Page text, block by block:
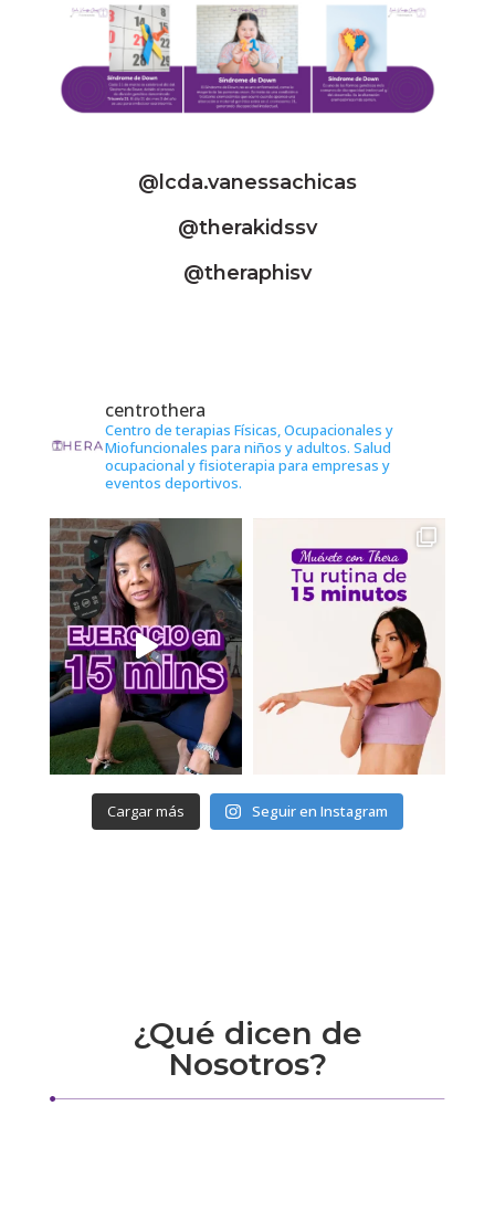
@lcda.vanessachicas
@therakidssv
@theraphisv
centrothera
Centro de terapias Físicas, Ocupacionales y
Miofuncionales para niños y adultos. Salud
ocupacional y fisioterapia para empresas y
eventos deportivos.
Cargar más Seguir en Instagram
¿Qué dicen de
Nosotros?